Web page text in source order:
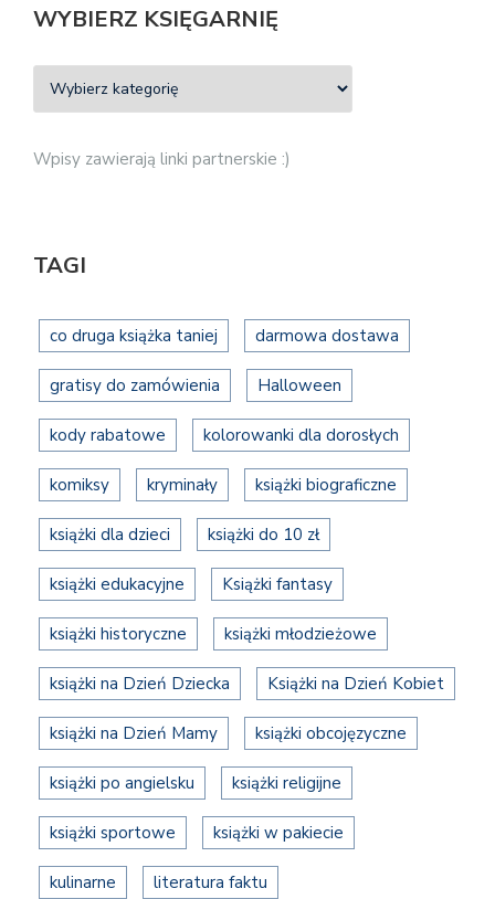
WYBIERZ KSIĘGARNIĘ
Wpisy zawierają linki partnerskie :)
TAGI
co druga książka taniej darmowa dostawa
gratisy do zamówienia Halloween
kody rabatowe kolorowanki dla dorosłych
komiksy kryminały książki biograficzne
książki dla dzieci książki do 10 zł
książki edukacyjne Książki fantasy
książki historyczne książki młodzieżowe
książki na Dzień Dziecka Książki na Dzień Kobiet
książki na Dzień Mamy książki obcojęzyczne
książki po angielsku książki religijne
książki sportowe książki w pakiecie
kulinarne literatura faktu